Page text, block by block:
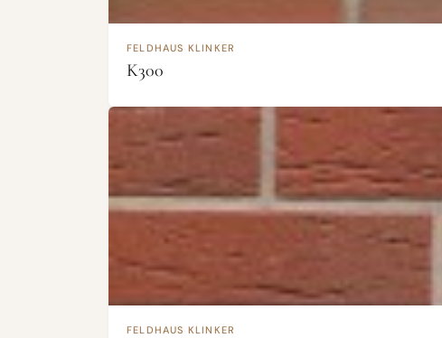
FELDHAUS KLINKER
K300
FELDHAUS KLINKER